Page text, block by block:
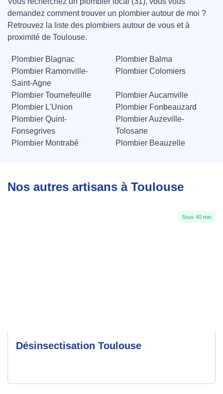
demandez comment trouver un plombier autour de moi ?
Retrouvez la liste des plombiers autour de vous et à
proximité de Toulouse.
Plombier Blagnac
Plombier Balma
Plombier Ramonville-
Saint-Agne
Plombier Colomiers
Plombier Tournefeuille
Plombier Aucamville
Plombier L'Union
Plombier Fonbeauzard
Plombier Quint-
Fonsegrives
Plombier Auzeville-
Tolosane
Plombier Montrabé
Plombier Beauzelle
Nos autres artisans à Toulouse
Sous 40 min
Désinsectisation Toulouse